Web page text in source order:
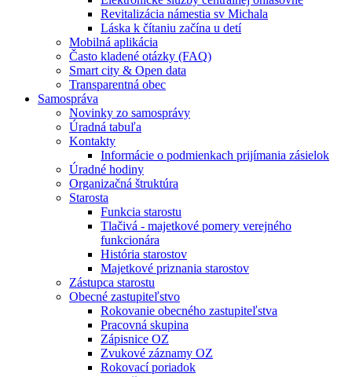
Revitalizácia námestia sv Michala
Láska k čítaniu začína u detí
Mobilná aplikácia
Často kladené otázky (FAQ)
Smart city & Open data
Transparentná obec
Samospráva
Novinky zo samosprávy
Úradná tabuľa
Kontakty
Informácie o podmienkach prijímania zásielok
Úradné hodiny
Organizačná štruktúra
Starosta
Funkcia starostu
Tlačivá - majetkové pomery verejného
funkcionára
História starostov
Majetkové priznania starostov
Zástupca starostu
Obecné zastupiteľstvo
Rokovanie obecného zastupiteľstva
Pracovná skupina
Zápisnice OZ
Zvukové záznamy OZ
Rokovací poriadok